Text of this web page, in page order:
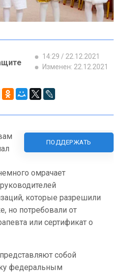
14:29 / 22.12.2021
Изменен: 22.12.2021
ПОДДЕРЖАТЬ
омрачает
которые разрешили
но потребовали от
или сертификат о
собой
федеральным